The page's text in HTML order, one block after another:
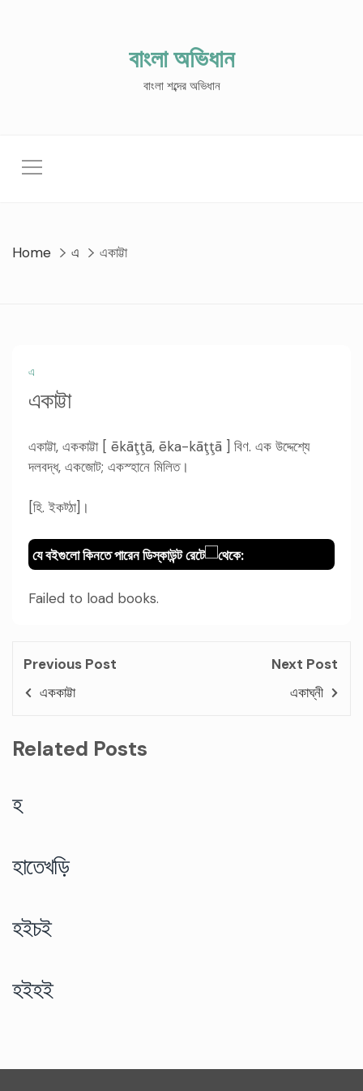
বাংলা অভিধান
বাংলা শব্দের অভিধান
Home এ একাট্টা
এ
একাট্টা
একাট্টা, এককাট্টা [ ēkāţţā, ēka-kāţţā ] বিণ. এক উদ্দেশ্যে
দলবদ্ধ, একজোট; একস্হানে মিলিত।
[হি. ইকট্ঠা]।
যে বইগুলো কিনতে পারেন ডিস্কাউন্ট রেটে থেকে:
Failed to load books.
Previous Post
এককাট্টা
Next Post
একাঘ্নী
Related Posts
হ
হাতেখড়ি
হইচই
হইহই